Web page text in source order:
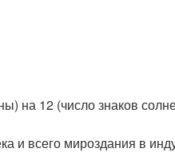
на 12 (число знаков
и всего мироздания в